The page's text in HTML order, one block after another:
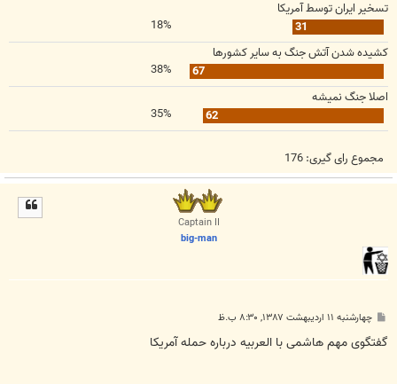
تسخير ايران توسط آمريكا
31
18%
كشيده شدن آتش جنگ به ساير كشورها
67
38%
اصلا جنگ نميشه
62
35%
مجموع رای گیری:176
Captain II
big-man
پ
ت
چهارشنبه ۱۱ اردیبهشت ۱۳۸۷, ۸:۳۰ ب.ظ
گفتگوی مهم هاشمی با العربيه درباره حمله آمريكا